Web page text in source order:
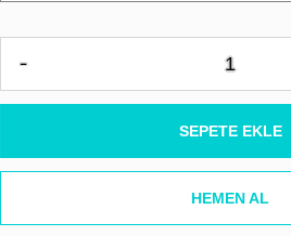
SEPETE EKLE
HEMEN AL